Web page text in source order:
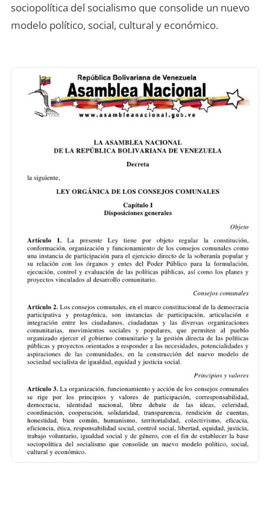
sociopolítica del socialismo que consolide un nuevo
modelo político, social, cultural y económico.